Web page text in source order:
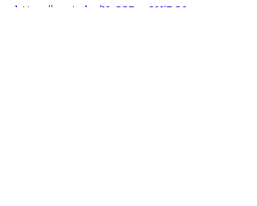
https://youtu.be/Uy23Dm0NjRQ?